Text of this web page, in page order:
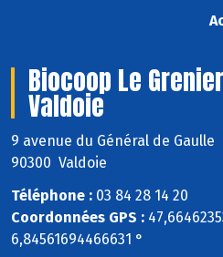
Biocoop Le
Valdoie
9 avenue du Général de Gaulle
90300 Valdoie
Téléphone : 03 84 28 14 20
Coordonnées GPS :
6,84561694466631 °